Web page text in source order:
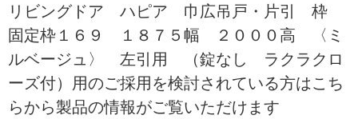
リビングドア ハピア 巾広吊戸・片引 枠
固定枠１６９ １８７５幅 ２０００高 〈ミ
ルベージュ〉 左引用 （錠なし ラクラクロ
ーズ付）用のご採用を検討されている方はこち
らから製品の情報がご覧いただけます